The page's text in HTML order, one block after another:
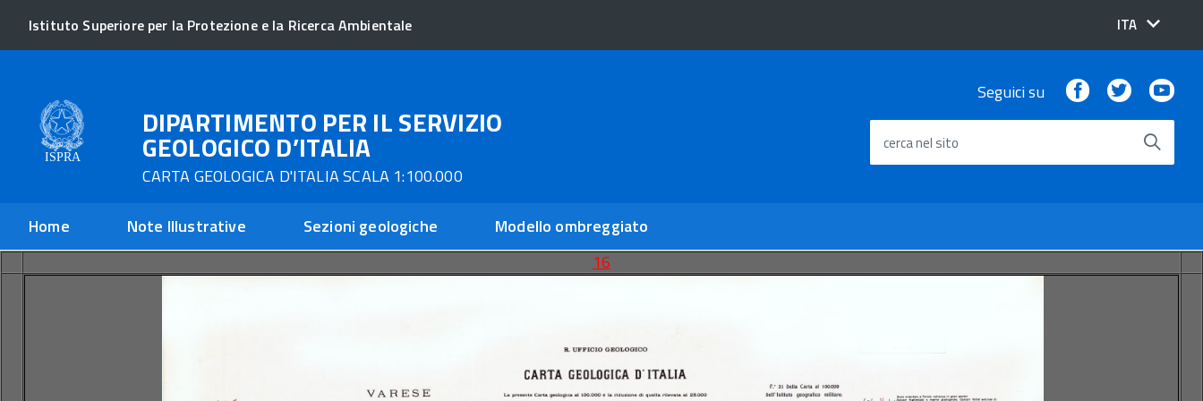
Istituto Superiore per la Protezione e la Ricerca Ambientale lingua
ITA
DIPARTIMENTO PER IL SERVIZIO
GEOLOGICO D’ITALIA
CARTA GEOLOGICA D'ITALIA SCALA 1:100.000
Seguici su FacebookTwitter
cerca nel sito
Home Note Illustrative Sezioni geologiche
Modello ombreggiato
16